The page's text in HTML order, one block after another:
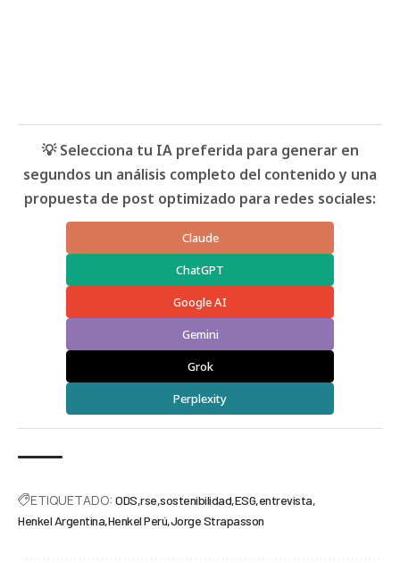
💡 Selecciona tu IA preferida para generar en
segundos un análisis completo del contenido y una
propuesta de post optimizado para redes sociales:
Claude
ChatGPT
Google AI
Gemini
Grok
Perplexity
ETIQUETADO: ODS rse sostenibilidad ESG entrevista
Henkel Argentina Henkel Perú Jorge Strapasson